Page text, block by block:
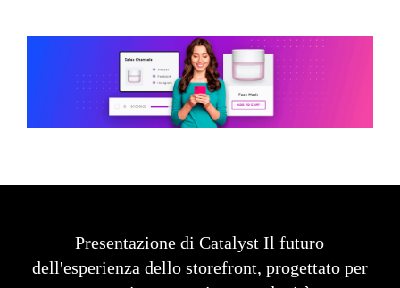
Presentazione di Catalyst Il futuro
dell'esperienza dello storefront, progettato per